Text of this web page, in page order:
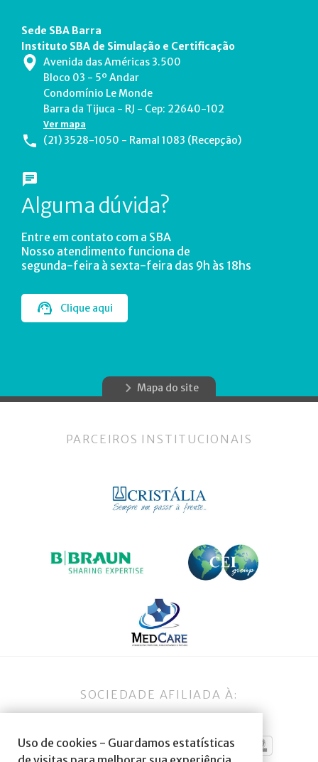
Uso de cookies - Guardamos estatísticas
Sede SBA Barra
Instituto SBA de Simulação e Certificação
Avenida das Américas 3.500
Bloco 03 - 5º Andar
Condomínio Le Monde
Barra da Tijuca - RJ - Cep: 22640-102
Ver mapa
(21) 3528-1050 - Ramal 1083 (Recepção)
Alguma dúvida?
Entre em contato com a SBA
Nosso atendimento funciona de
segunda-feira à sexta-feira das 9h às 18hs
Clique aqui
Mapa do site
PARCEIROS INSTITUCIONAIS
SOCIEDADE AFILIADA À: